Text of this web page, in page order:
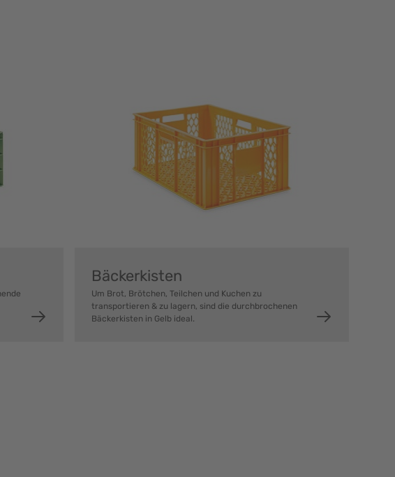
Bäckerkisten
Um Brot, Brötchen, Teilchen und Kuchen zu
transportieren & zu lagern, sind die durchbrochenen
Bäckerkisten in Gelb ideal.